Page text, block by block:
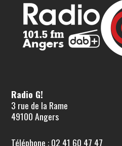
Radio G!
3 rue de la Rame
49100 Angers
Téléphone : 02 41 60 47 47